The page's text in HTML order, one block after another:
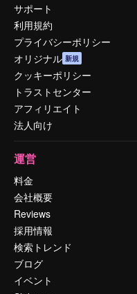
サポート
利用規約
プライバシーポリシー
オリジナル 新規
クッキーポリシー
トラストセンター
アフィリエイト
法人向け
運営
料金
会社概要
Reviews
採用情報
検索トレンド
ブログ
イベント